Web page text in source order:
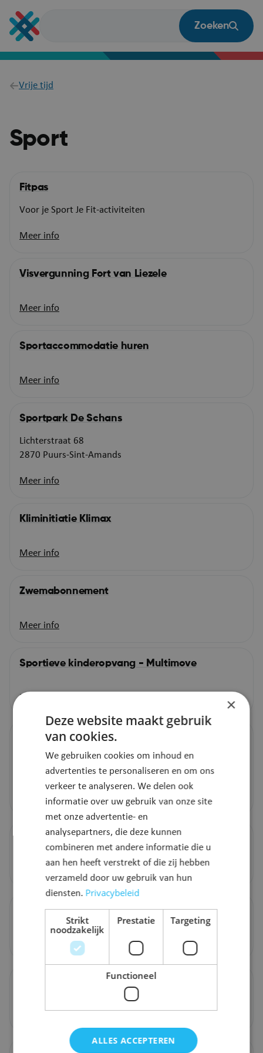
en
naar
inhoud
Zoeken
Breadcrumb
Vrije tijd
Sport
Fitpas
Voor je Sport Je Fit-activiteiten
Meer info
Visvergunning Fort van Liezele
Meer info
Sportaccommodatie huren
Meer info
Sportpark De Schans
Lichterstraat 68
2870 Puurs-Sint-Amands
Meer info
Kliminitiatie Klimax
Meer info
Zwemabonnement
Meer info
Sportieve kinderopvang - Multimove
Meer info
Sportief vakantieaanbod
Een onvergetelijke schoolvakantie beleven? Schrijf dan
in voor een van onze sportdagen of -weken.
Meer info
Multi SkillZ Family
Mountainbikenetwerk Rivierenland
×
Deze website maakt gebruik
van cookies.
We gebruiken cookies om inhoud en
advertenties te personaliseren en om ons
verkeer te analyseren. We delen ook
informatie over uw gebruik van onze site
met onze advertentie- en
analysepartners, die deze kunnen
combineren met andere informatie die u
aan hen heeft verstrekt of die zij hebben
verzameld door uw gebruik van hun
diensten. Privacybeleid
Strikt
noodzakelijk
Prestatie Targeting
Functioneel
ALLES ACCEPTEREN